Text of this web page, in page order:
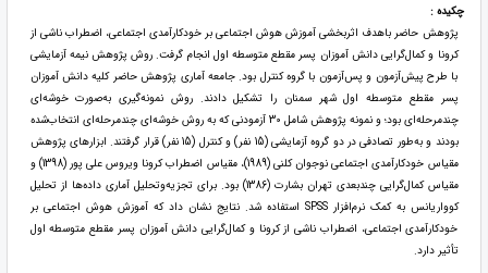
چکیده :
پژوهش حاضر باهدف اثربخشی آموزش هوش اجتماعی بر خودکارآمدی اجتماعی، اضطراب ناشی از
کرونا و کمال‌گرایی دانش آموزان پسر مقطع متوسطه اول انجام گرفت. روش پژوهش نیمه آزمایشی
با طرح پیش‌آزمون و پس‌آزمون با گروه کنترل بود. جامعه آماری پژوهش حاضر کلیه دانش آموزان
پسر مقطع متوسطه اول شهر سمنان را تشکیل دادند. روش نمونه‌گیری به‌صورت خوشه‌ای
چندمرحله‌ای بود؛ و نمونه پژوهش شامل 30 آزمودنی که به روش خوشه‌ای چندمرحله‌ای انتخاب‌شده
بودند و به‌طور تصادفی در دو گروه آزمایشی (15 نفر) و کنترل (15 نفر) قرار گرفتند. ابزارهای پژوهش
مقیاس خودکارآمدی اجتماعی نوجوان کلنی (1989)، مقیاس اضطراب کرونا ویروس علی پور (1398) و
مقیاس کمال‌گرایی چندبعدی تهران بشارت (1386) بود. برای تجزیه‌وتحلیل آماری داده‌ها از تحلیل
کوواریانس به کمک نرم‌افزار SPSS استفاده شد. نتایج نشان داد که آموزش هوش اجتماعی بر
خودکارآمدی اجتماعی، اضطراب ناشی از کرونا و کمال‌گرایی دانش آموزان پسر مقطع متوسطه اول
تأثیر دارد.